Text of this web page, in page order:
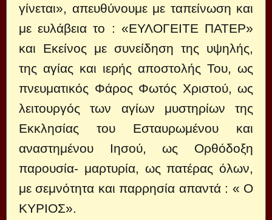
γίνεται», απευθύνουμε με ταπείνωση και
με ευλάβεια το : «ΕΥΛΟΓΕΙΤΕ ΠΑΤΕΡ»
και Εκείνος με συνείδηση της υψηλής,
της αγίας και ιερής αποστολής Του, ως
πνευματικός Φάρος Φωτός Χριστού, ως
λειτουργός των αγίων μυστηρίων της
Εκκλησίας του Εσταυρωμένου και
αναστημένου Ιησού, ως Ορθόδοξη
παρουσία- μαρτυρία, ως πατέρας όλων,
με σεμνότητα και παρρησία απαντά : « Ο
ΚΥΡΙΟΣ».